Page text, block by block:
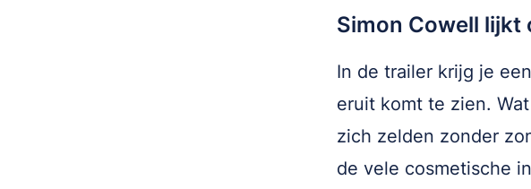
Simon Cowell lijkt
In de trailer krijg je
eruit komt te zien.
zich zelden zonder
de vele cosmetische